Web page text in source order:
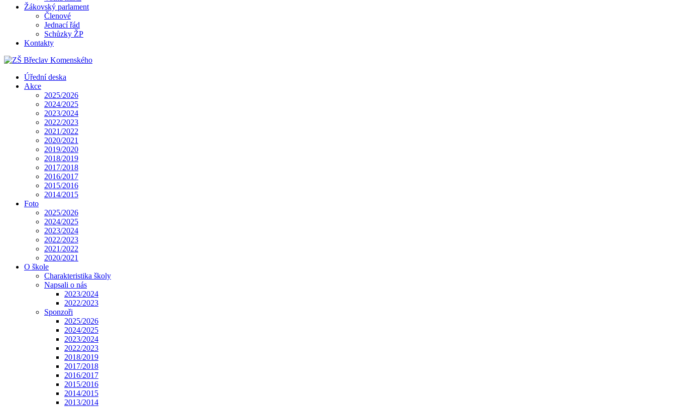
Žákovský parlament
Členové
Jednací řád
Schůzky ŽP
Kontakty
Úřední deska
Akce
2025/2026
2024/2025
2023/2024
2022/2023
2021/2022
2020/2021
2019/2020
2018/2019
2017/2018
2016/2017
2015/2016
2014/2015
Foto
2025/2026
2024/2025
2023/2024
2022/2023
2021/2022
2020/2021
O škole
Charakteristika školy
Napsali o nás
2023/2024
2022/2023
Sponzoři
2025/2026
2024/2025
2023/2024
2022/2023
2018/2019
2017/2018
2016/2017
2015/2016
2014/2015
2013/2014